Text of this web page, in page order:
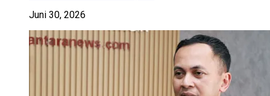
Juni 30, 2026